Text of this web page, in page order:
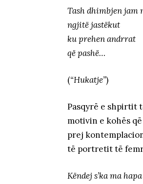
Tash dhimbjen jam
ngjitë jastëkut
ku prehen andrrat
që pashë…
(“Hukatje”)
Pasqyrë e shpirtit
motivin e kohës
prej
të portretit të
Këndej s’ka ma